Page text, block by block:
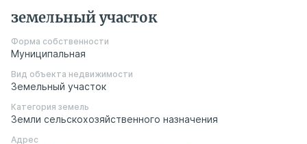
земельный участок
Форма собственности
Муниципальная
Вид объекта недвижимости
Земельный участок
Категория земель
Земли сельскохозяйственного назначения
Адрес